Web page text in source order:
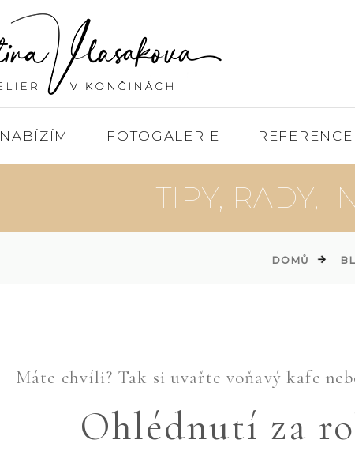
NABÍZÍM FOTOGALERIE REFERENCE
TIPY, RADY,
DOMŮ
Máte chvíli? Tak si uvařte voňavý kafe
Ohlédnutí za